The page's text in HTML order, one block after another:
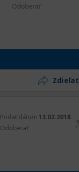
Odoberať
Zdieľať
Pridať dátum 13.02.2018
Odoberať